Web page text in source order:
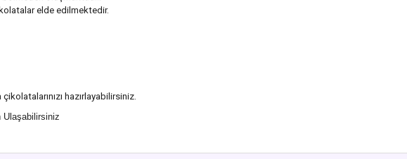
elde edilmektedir.
hazırlayabilirsiniz.
Ulaşabilirsiniz